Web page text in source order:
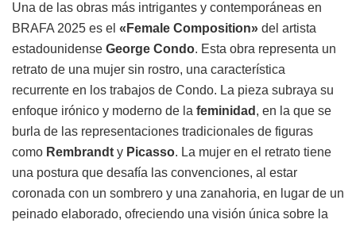
Una de las obras más intrigantes y contemporáneas en
BRAFA 2025 es el «Female Composition» del artista
estadounidense George Condo. Esta obra representa un
retrato de una mujer sin rostro, una característica
recurrente en los trabajos de Condo. La pieza subraya su
enfoque irónico y moderno de la feminidad , en la que se
burla de las representaciones tradicionales de figuras
como Rembrandt y Picasso. La mujer en el retrato tiene
una postura que desafía las convenciones, al estar
coronada con un sombrero y una zanahoria, en lugar de un
peinado elaborado, ofreciendo una visión única sobre la